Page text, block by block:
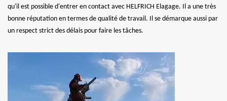
qu'il est possible d'entrer en contact avec HELFRICH Elagage. Il a une très
bonne réputation en termes de qualité de travail. Il se démarque aussi par
un respect strict des délais pour faire les tâches.